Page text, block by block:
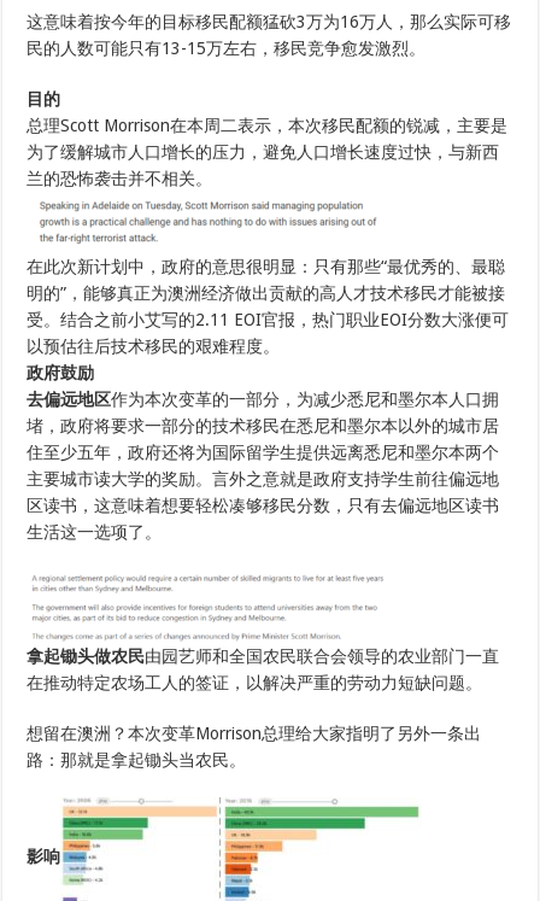
这意味着按今年的目标移民配额猛砍3万为16万人，那么实际可移
民的人数可能只有13-15万左右，移民竞争愈发激烈。
目的
总理Scott Morrison在本周二表示，本次移民配额的锐减，主要是
为了缓解城市人口增长的压力，避免人口增长速度过快，与新西
兰的恐怖袭击并不相关。
在此次新计划中，政府的意思很明显：只有那些“最优秀的、最聪
明的”，能够真正为澳洲经济做出贡献的高人才技术移民才能被接
受。结合之前小艾写的2.11 EOI官报，热门职业EOI分数大涨便可
以预估往后技术移民的艰难程度。
政府鼓励
去偏远地区作为本次变革的一部分，为减少悉尼和墨尔本人口拥
堵，政府将要求一部分的技术移民在悉尼和墨尔本以外的城市居
住至少五年，政府还将为国际留学生提供远离悉尼和墨尔本两个
主要城市读大学的奖励。言外之意就是政府支持学生前往偏远地
区读书，这意味着想要轻松凑够移民分数，只有去偏远地区读书
生活这一选项了。
拿起锄头做农民由园艺师和全国农民联合会领导的农业部门一直
在推动特定农场工人的签证，以解决严重的劳动力短缺问题。
想留在澳洲？本次变革Morrison总理给大家指明了另外一条出
路：那就是拿起锄头当农民。
影响